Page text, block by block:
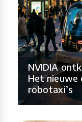
NVIDIA
Het nieuwe
robotaxi’s